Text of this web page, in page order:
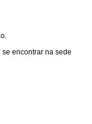
encontrar na sede